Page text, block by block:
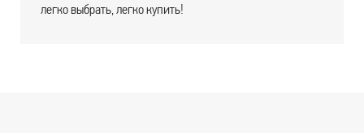
легко выбрать, легко купить!